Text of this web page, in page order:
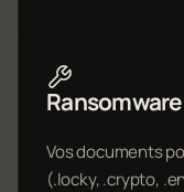
Vos documents
(.locky, .crypto,